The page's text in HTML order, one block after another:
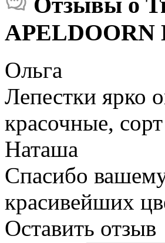
Ольга
Лепестки ярко
красочные,
Наташа
Спасибо
красивейших
Оставить отзыв